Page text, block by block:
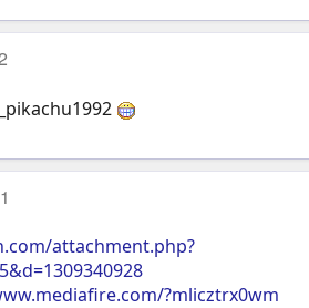
attachment.php?
?mlicztrx0wm